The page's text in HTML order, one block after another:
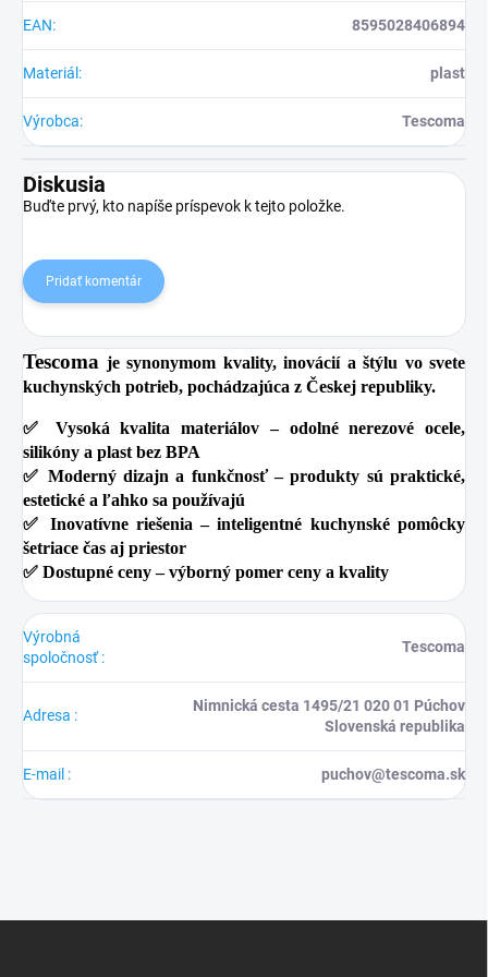
EAN: 8595028406894
Materiál : plast
Výrobca: Tescoma
Diskusia
Buďte prvý, kto napíše príspevok k tejto položke.
Pridať komentár
Tescoma je synonymom kvality, inovácií a štýlu vo svete
kuchynských potrieb, pochádzajúca z Českej republiky.
✅ Vysoká kvalita materiálov – odolné nerezové ocele,
silikóny a plast bez BPA
✅ Moderný dizajn a funkčnosť– produkty sú praktické,
estetické a ľahko sa používajú
✅ Inovatívne riešenia– inteligentné kuchynské pomôcky
šetriace čas aj priestor
✅ Dostupné ceny– výborný pomer ceny a kvality
Výrobná
spoločnosť :
Tescoma
Adresa :
Nimnická cesta 1495/21 020 01 Púchov
Slovenská republika
E-mail : puchov@tescoma.sk